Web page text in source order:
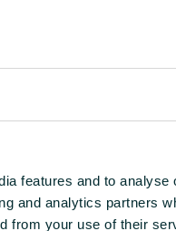
features and to
and analytics partners
from your use of their